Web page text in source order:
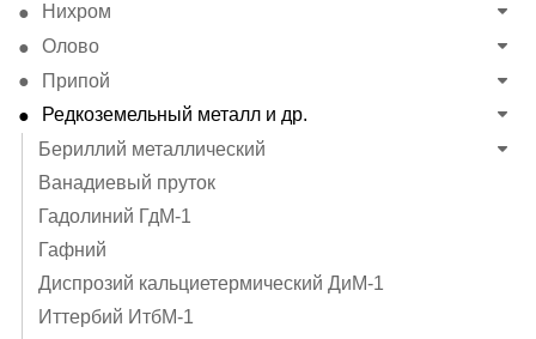
Нихром
Олово
Припой
Редкоземельный металл и др.
Бериллий металлический
Ванадиевый пруток
Гадолиний ГдМ-1
Гафний
Диспрозий кальциетермический ДиМ-1
Иттербий ИтбМ-1